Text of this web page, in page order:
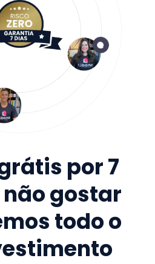
por 7
gostar
todo o